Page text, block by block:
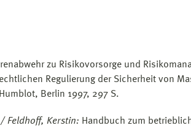
zu Risikovorsorge und
Regulierung der Sicherheit von
Berlin 1997, 297 S.
Feldhoff, Kerstin: Handbuch zum